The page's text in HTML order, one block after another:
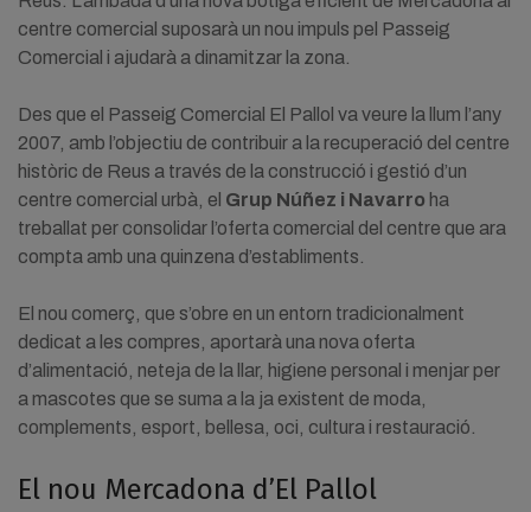
centre comercial suposarà un nou impuls pel Passeig
Comercial i ajudarà a dinamitzar la zona.
Des que el Passeig Comercial El Pallol va veure la llum l’any
2007, amb l’objectiu de contribuir a la recuperació del centre
històric de Reus a través de la construcció i gestió d’un
centre comercial urbà, el Grup Núñez i Navarro ha
treballat per consolidar l’oferta comercial del centre que ara
compta amb una quinzena d’establiments.
El nou comerç, que s’obre en un entorn tradicionalment
dedicat a les compres, aportarà una nova oferta
d’alimentació, neteja de la llar, higiene personal i menjar per
a mascotes que se suma a la ja existent de moda,
complements, esport, bellesa, oci, cultura i restauració.
El nou Mercadona d’El Pallol